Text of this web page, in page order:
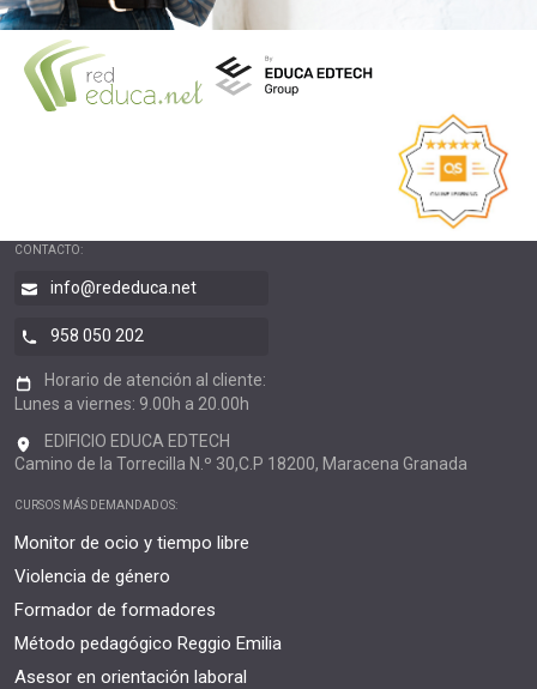
CONTACTO:
info@rededuca.net
958 050 202
Horario de atención al cliente:
Lunes a viernes: 9.00h a 20.00h
EDIFICIO EDUCA EDTECH
Camino de la Torrecilla N.º 30,C.P 18200, Maracena Granada
CURSOS MÁS DEMANDADOS:
Monitor de ocio y tiempo libre
Violencia de género
Formador de formadores
Método pedagógico Reggio Emilia
Asesor en orientación laboral